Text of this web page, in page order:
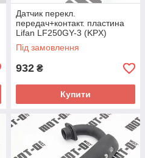
Датчик перекл.
передач+контакт. пластина
Lifan LF250GY-3 (KPX)
Під замовлення
932 ₴
Купити